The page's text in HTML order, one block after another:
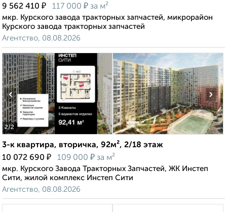
9 562 410 ₽ 117 000 ₽ за м²
мкр. Курского завода тракторных запчастей, микрорайон
Курского завода тракторных запчастей
Агентство, 08.08.2026
2/2
‹ ›
3-к квартира, вторичка, 92м², 2/18 этаж
10 072 690 ₽ 109 000 ₽ за м²
мкр. Курского Завода Тракторных Запчастей, ЖК Инстеп
Сити, жилой комплекс Инстеп Сити
Агентство, 08.08.2026